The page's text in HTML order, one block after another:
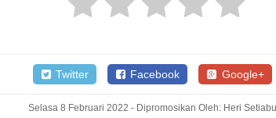
Twitter Facebook Google+
Selasa 8 Februari 2022 - Dipromosikan Oleh: Heri